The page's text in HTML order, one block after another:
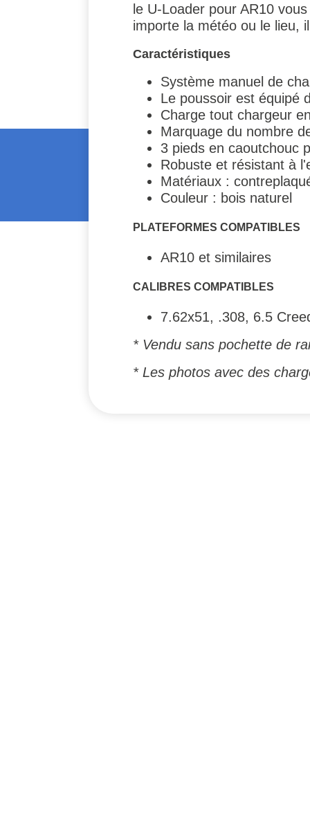
le U-Loader pour AR10
importe la météo ou le lieu,
Caractéristiques
Système manuel de
Le poussoir est équipé
Charge tout chargeur
Marquage du nombre
3 pieds en caoutchouc
Robuste et résistant à
Matériaux :
Couleur : bois naturel
PLATEFORMES COMPATIBLES
AR10 et similaires
CALIBRES COMPATIBLES
7.62x51, .308, 6.5
* Vendu sans pochette de
* Les photos avec des